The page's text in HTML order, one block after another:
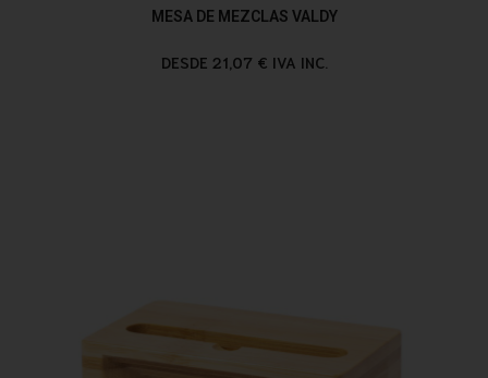
MESA DE MEZCLAS VALDY
DESDE 21,07 € IVA INC.